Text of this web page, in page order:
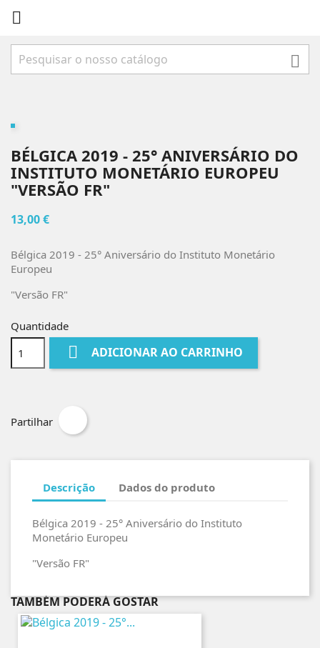


BÉLGICA 2019 - 25° ANIVERSÁRIO DO
INSTITUTO MONETÁRIO EUROPEU
"VERSÃO FR"
13,00 €
Bélgica 2019 - 25° Aniversário do Instituto Monetário
Europeu
"Versão FR"
Quantidade
 ADICIONAR AO CARRINHO
Partilhar
Descrição Dados do produto
Bélgica 2019 - 25° Aniversário do Instituto
Monetário Europeu
"Versão FR"
TAMBÉM PODERÁ GOSTAR